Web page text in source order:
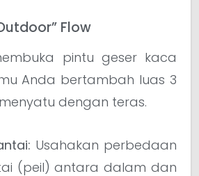
Flow
pintu geser kaca
Anda bertambah luas 3
dengan teras.
Usahakan perbedaan
(peil) antara dalam dan